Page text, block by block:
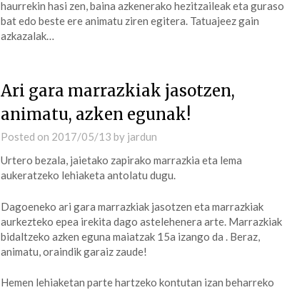
haurrekin hasi zen, baina azkenerako hezitzaileak eta guraso
bat edo beste ere animatu ziren egitera. Tatuajeez gain
azkazalak…
Ari gara marrazkiak jasotzen,
animatu, azken egunak!
Posted on 2017/05/13 by jardun
Urtero bezala, jaietako zapirako marrazkia eta lema
aukeratzeko lehiaketa antolatu dugu.
Dagoeneko ari gara marrazkiak jasotzen eta marrazkiak
aurkezteko epea irekita dago astelehenera arte. Marrazkiak
bidaltzeko azken eguna maiatzak 15a izango da . Beraz,
animatu, oraindik garaiz zaude!
Hemen lehiaketan parte hartzeko kontutan izan beharreko